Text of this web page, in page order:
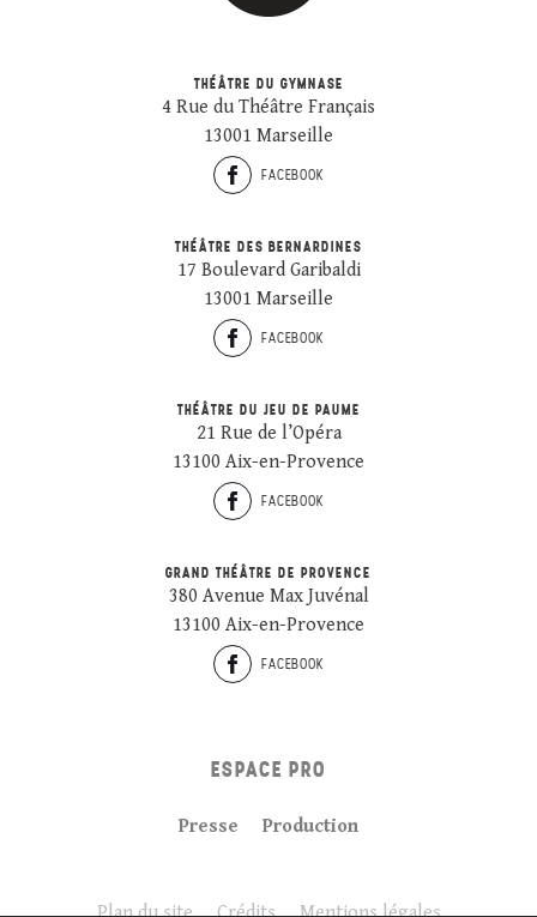
THÉÂTRE DU GYMNASE
4 Rue du Théâtre Français
13001 Marseille
FACEBOOK
THÉÂTRE DES BERNARDINES
17 Boulevard Garibaldi
13001 Marseille
FACEBOOK
THÉÂTRE DU JEU DE PAUME
21 Rue de l’Opéra
13100 Aix-en-Provence
FACEBOOK
GRAND THÉÂTRE DE PROVENCE
380 Avenue Max Juvénal
13100 Aix-en-Provence
FACEBOOK
ESPACE PRO
Presse Production